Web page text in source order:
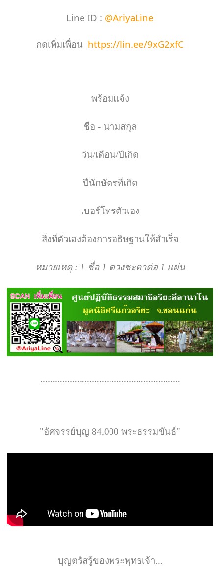
Line ID : @AriyaLine
กดเพิ่มเพื่อน https://lin.ee/9xG2xfC
พร้อมแจ้ง
ชื่อ - นามสกุล
วัน/เดือน/ปีเกิด
ปีนักษัตรที่เกิด
เบอร์โทรตัวเอง
สิ่งที่ตัวเองต้องการอธิษฐานให้สำเร็จ
หมายเหตุ : 1 ชื่อ 1 ดวงชะตาต่อ 1 แผ่น
…………………………………………………
"อัศจรรย์บุญ 84,000 พระธรรมขันธ์"
บุญตรัสรู้ของพระพุทธเจ้า...